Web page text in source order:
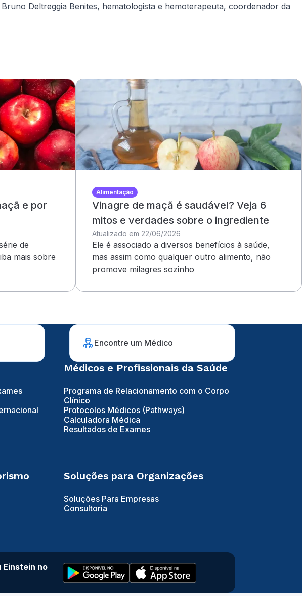
Deltreggia Benites, hematologista e hemoterapeuta, coordenador da
e por
de
mais sobre
Alimentação
Vinagre de maçã é saudável? Veja 6
mitos e verdades sobre o ingrediente
Atualizado em 22/06/2026
Ele é associado a diversos benefícios à saúde,
mas assim como qualquer outro alimento, não
promove milagres sozinho
Encontre um Médico
Médicos e Profissionais da Saúde
Programa de Relacionamento com o Corpo
Clínico
Protocolos Médicos (Pathways)
Calculadora Médica
Resultados de Exames
Soluções para Organizações
Soluções Para Empresas
Consultoria
Einstein no